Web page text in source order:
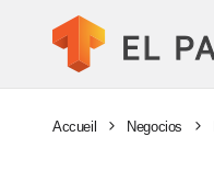
Accueil Negocios